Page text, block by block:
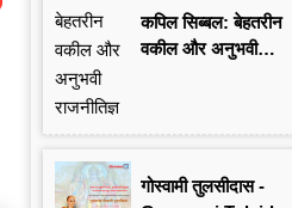
कपिल सिब्बल: बेहतरीन
वकील और अनुभवी
गोस्वामी तुलसीदास -